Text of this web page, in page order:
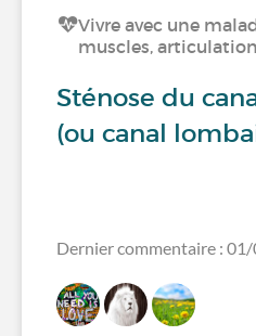
Vivre avec une
muscles,
Sténose du
(ou canal
Dernier commentaire :